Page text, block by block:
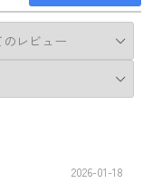
2026-01-18